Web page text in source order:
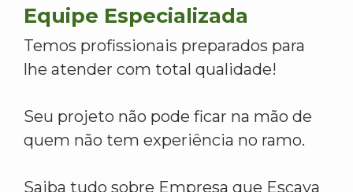
Equipe Especializada
Temos profissionais preparados para
lhe atender com total qualidade!
Seu projeto não pode ficar na mão de
quem não tem experiência no ramo.
Saiba tudo sobre Empresa que Escava